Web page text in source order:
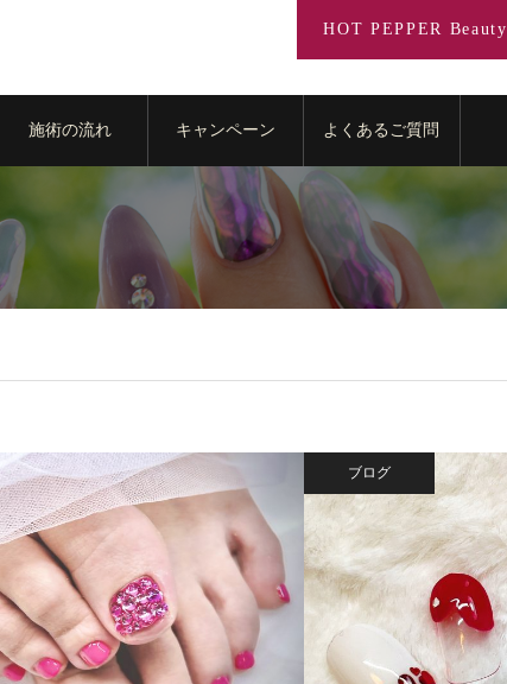
HOT PEPPER Beauty
施術の流れ キャンペーン よくあるご質問
ブログ